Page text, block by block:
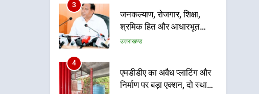
3
जनकल्याण, रोजगार, शिक्षा,
श्रमिक हित और आधारभूत
विकास को नई गति : धामी
उत्तराखण्ड
4
एमडीडीए का अवैध प्लाटिंग और
निर्माण पर बड़ा एक्शन, दो स्थानों